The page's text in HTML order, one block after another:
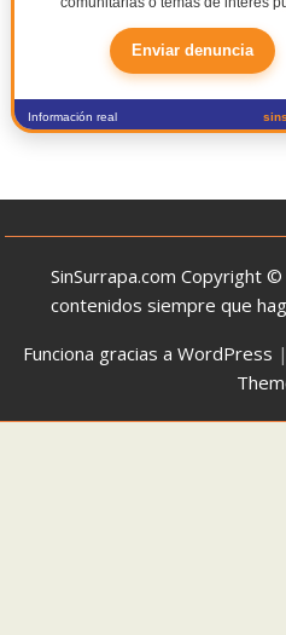
Enviar denuncia
Información real
SinSurrapa.com Copyright
contenidos siempre que
Funciona gracias a WordPress |